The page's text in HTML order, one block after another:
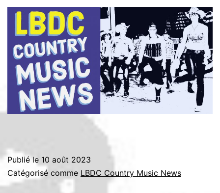
Publié le 10 août 2023
Catégorisé comme LBDC Country Music News